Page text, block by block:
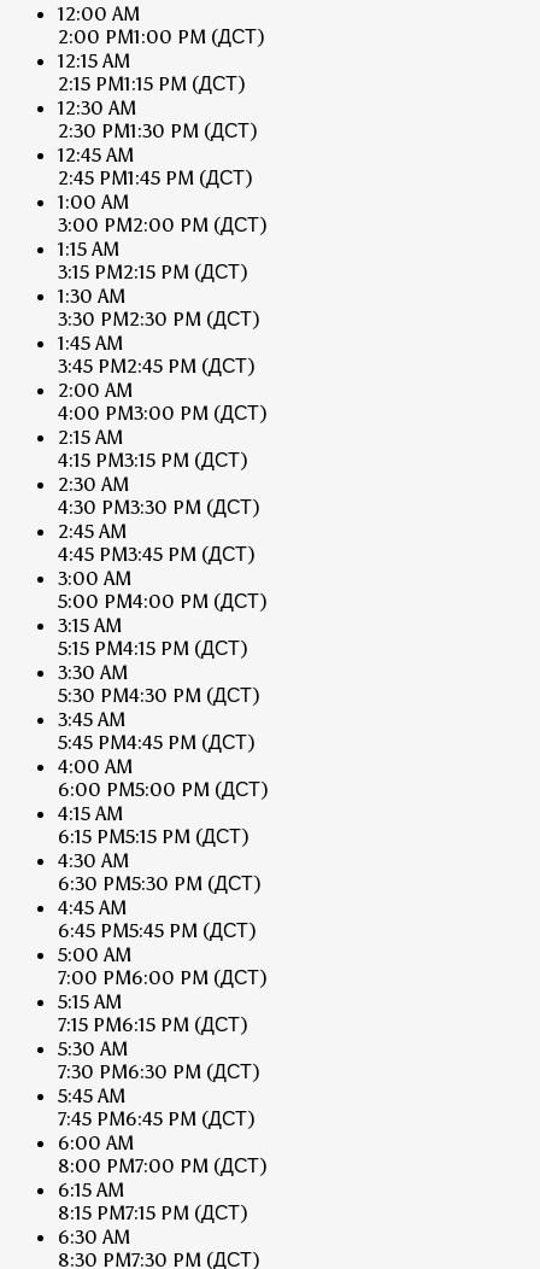
12:00 AM
2:00 PM1:00 PM (ДСТ)
12:15 AM
2:15 PM1:15 PM (ДСТ)
12:30 AM
2:30 PM1:30 PM (ДСТ)
12:45 AM
2:45 PM1:45 PM (ДСТ)
1:00 AM
3:00 PM2:00 PM (ДСТ)
1:15 AM
3:15 PM2:15 PM (ДСТ)
1:30 AM
3:30 PM2:30 PM (ДСТ)
1:45 AM
3:45 PM2:45 PM (ДСТ)
2:00 AM
4:00 PM3:00 PM (ДСТ)
2:15 AM
4:15 PM3:15 PM (ДСТ)
2:30 AM
4:30 PM3:30 PM (ДСТ)
2:45 AM
4:45 PM3:45 PM (ДСТ)
3:00 AM
5:00 PM4:00 PM (ДСТ)
3:15 AM
5:15 PM4:15 PM (ДСТ)
3:30 AM
5:30 PM4:30 PM (ДСТ)
3:45 AM
5:45 PM4:45 PM (ДСТ)
4:00 AM
6:00 PM5:00 PM (ДСТ)
4:15 AM
6:15 PM5:15 PM (ДСТ)
4:30 AM
6:30 PM5:30 PM (ДСТ)
4:45 AM
6:45 PM5:45 PM (ДСТ)
5:00 AM
7:00 PM6:00 PM (ДСТ)
5:15 AM
7:15 PM6:15 PM (ДСТ)
5:30 AM
7:30 PM6:30 PM (ДСТ)
5:45 AM
7:45 PM6:45 PM (ДСТ)
6:00 AM
8:00 PM7:00 PM (ДСТ)
6:15 AM
8:15 PM7:15 PM (ДСТ)
6:30 AM
8:30 PM7:30 PM (ДСТ)